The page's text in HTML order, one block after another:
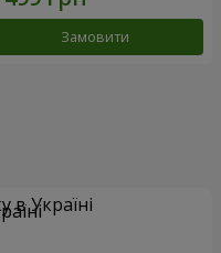
Замовити
в Україні